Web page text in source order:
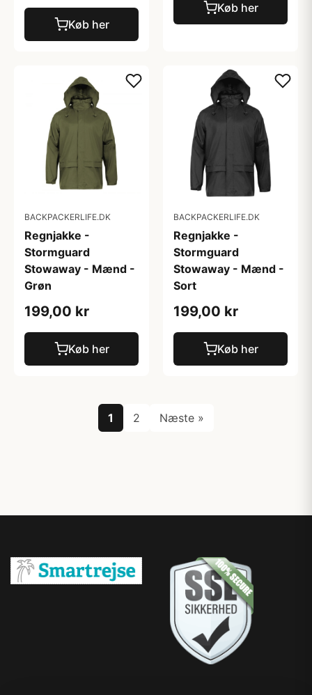
Køb her
Køb her
BACKPACKERLIFE.DK
Regnjakke -
Stormguard
Stowaway - Mænd -
Grøn
199,00 kr
Køb her
BACKPACKERLIFE.DK
Regnjakke -
Stormguard
Stowaway - Mænd -
Sort
199,00 kr
Køb her
1 2 Næste »